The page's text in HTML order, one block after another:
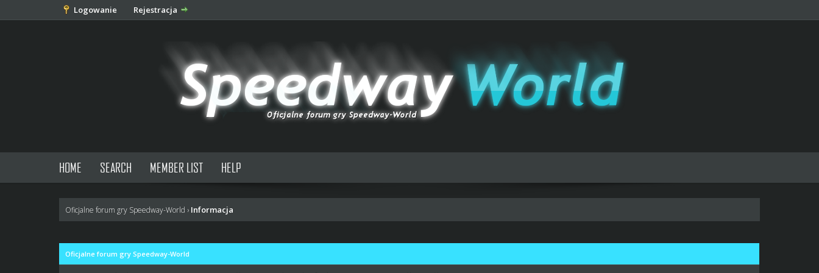
Logowanie Rejestracja
HOME SEARCH MEMBER LIST HELP
Oficjalne forum gry Speedway-World › Informacja
Oficjalne forum gry Speedway-World